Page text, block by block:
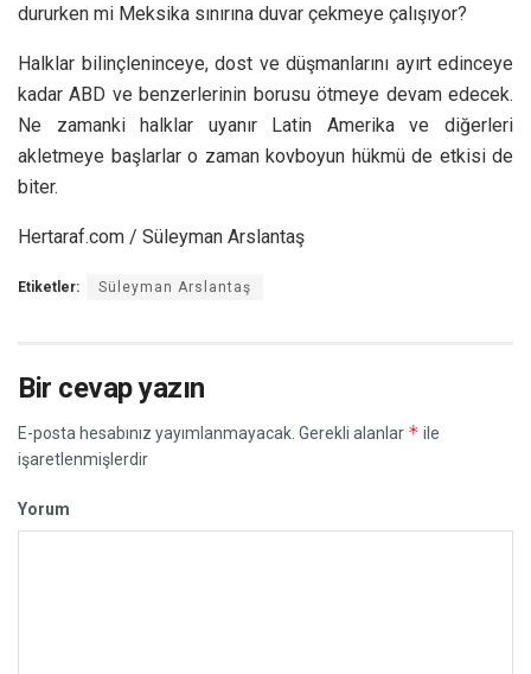
dururken mi Meksika sınırına duvar çekmeye çalışıyor?
Halklar bilinçleninceye, dost ve düşmanlarını ayırt edinceye
kadar ABD ve benzerlerinin borusu ötmeye devam edecek.
Ne zamanki halklar uyanır Latin Amerika ve diğerleri
akletmeye başlarlar o zaman kovboyun hükmü de etkisi de
biter.
Hertaraf.com / Süleyman Arslantaş
Etiketler: Süleyman Arslantaş
Bir cevap yazın
E-posta hesabınız yayımlanmayacak. Gerekli alanlar * ile
işaretlenmişlerdir
Yorum